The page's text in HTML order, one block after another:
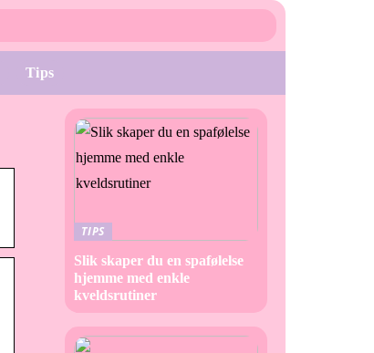
Tips
TIPS
Slik skaper du en spafølelse
hjemme med enkle
kveldsrutiner